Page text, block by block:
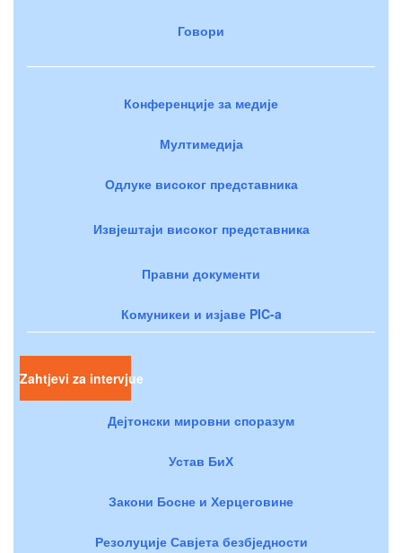
Говори
Конференције за медије
Мултимедија
Одлуке високог представника
Извјештаји високог представника
Правни документи
Комуникеи и изјаве PIC-a
Zahtjevi za intervjue
Дејтонски мировни споразум
Устав БиХ
Закони Босне и Херцеговине
Резолуције Савјета безбједности